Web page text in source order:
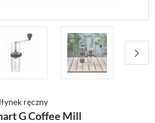
ręczny
G Coffee Mill